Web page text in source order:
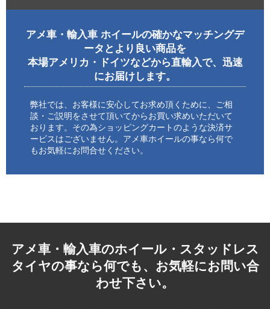
アメ車・輸入車 ホイールの確かなマッチングデ
ータとより良い商品を
本場アメリカ・ドイツなどから直輸入で、迅速
にお届けします。
弊社では、お客様に安心してお求め頂くために、ご相
談・ご説明をさせて頂いてからお買い求めいただいて
おります。その為ショッピングカートのような決済サ
ービスはございません。アメ車ホイールの事なら何で
もお気軽にお問合せください。
アメ車・輸入車のホイール・スタッドレス
タイヤの事なら何でも、お気軽にお問い合
わせ下さい。